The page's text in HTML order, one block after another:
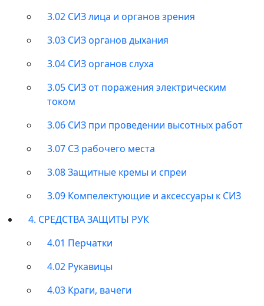
3.02 СИЗ лица и органов зрения
3.03 СИЗ органов дыхания
3.04 СИЗ органов слуха
3.05 СИЗ от поражения электрическим
током
3.06 СИЗ при проведении высотных работ
3.07 СЗ рабочего места
3.08 Защитные кремы и спреи
3.09 Компелектующие и аксессуары к СИЗ
4. СРЕДСТВА ЗАЩИТЫ РУК
4.01 Перчатки
4.02 Рукавицы
4.03 Краги, вачеги